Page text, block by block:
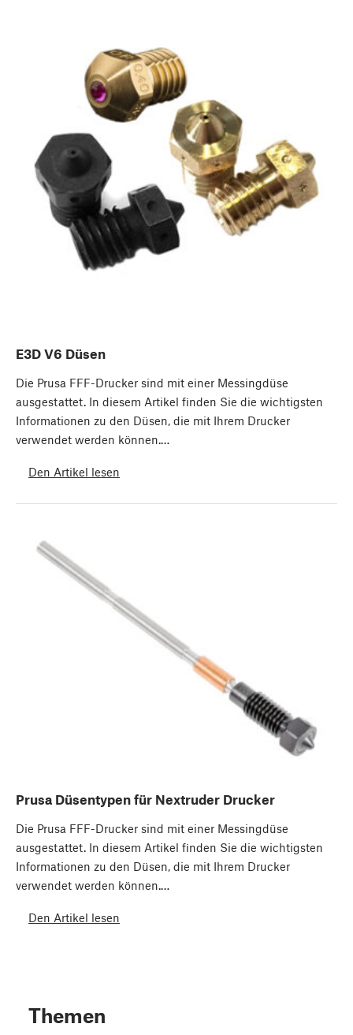
E3D V6 Düsen
Die Prusa FFF-Drucker sind mit einer Messingdüse
ausgestattet. In diesem Artikel finden Sie die wichtigsten
Informationen zu den Düsen, die mit Ihrem Drucker
verwendet werden können.…
Den Artikel lesen
Prusa Düsentypen für Nextruder Drucker
Die Prusa FFF-Drucker sind mit einer Messingdüse
ausgestattet. In diesem Artikel finden Sie die wichtigsten
Informationen zu den Düsen, die mit Ihrem Drucker
verwendet werden können.…
Den Artikel lesen
Themen